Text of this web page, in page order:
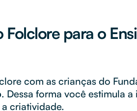
para o
com as crianças do
. Dessa forma você estimula
criatividade.